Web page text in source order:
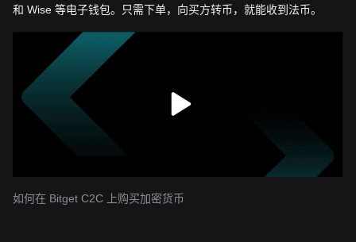
和 Wise 等电子钱包。只需下单，向买方转币，就能收到法币。
如何在 Bitget C2C 上购买加密货币